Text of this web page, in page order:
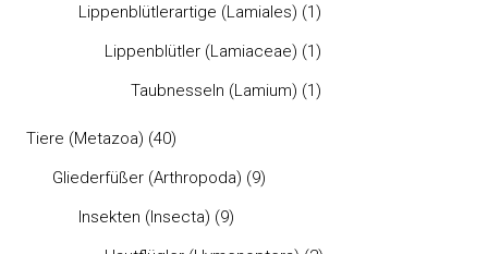
Lippenblütlerartige (Lamiales) (1)
Lippenblütler (Lamiaceae) (1)
Taubnesseln (Lamium) (1)
Tiere (Metazoa) (40)
Gliederfüßer (Arthropoda) (9)
Insekten (Insecta) (9)